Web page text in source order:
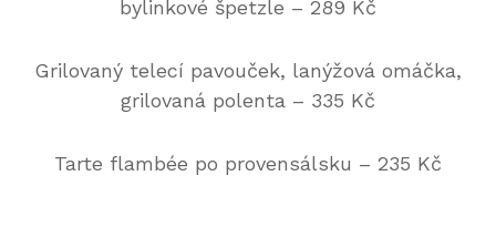
bylinkové špetzle – 289 Kč
Grilovaný telecí pavouček, lanýžová omáčka,
grilovaná polenta – 335 Kč
Tarte flambée po provensálsku – 235 Kč